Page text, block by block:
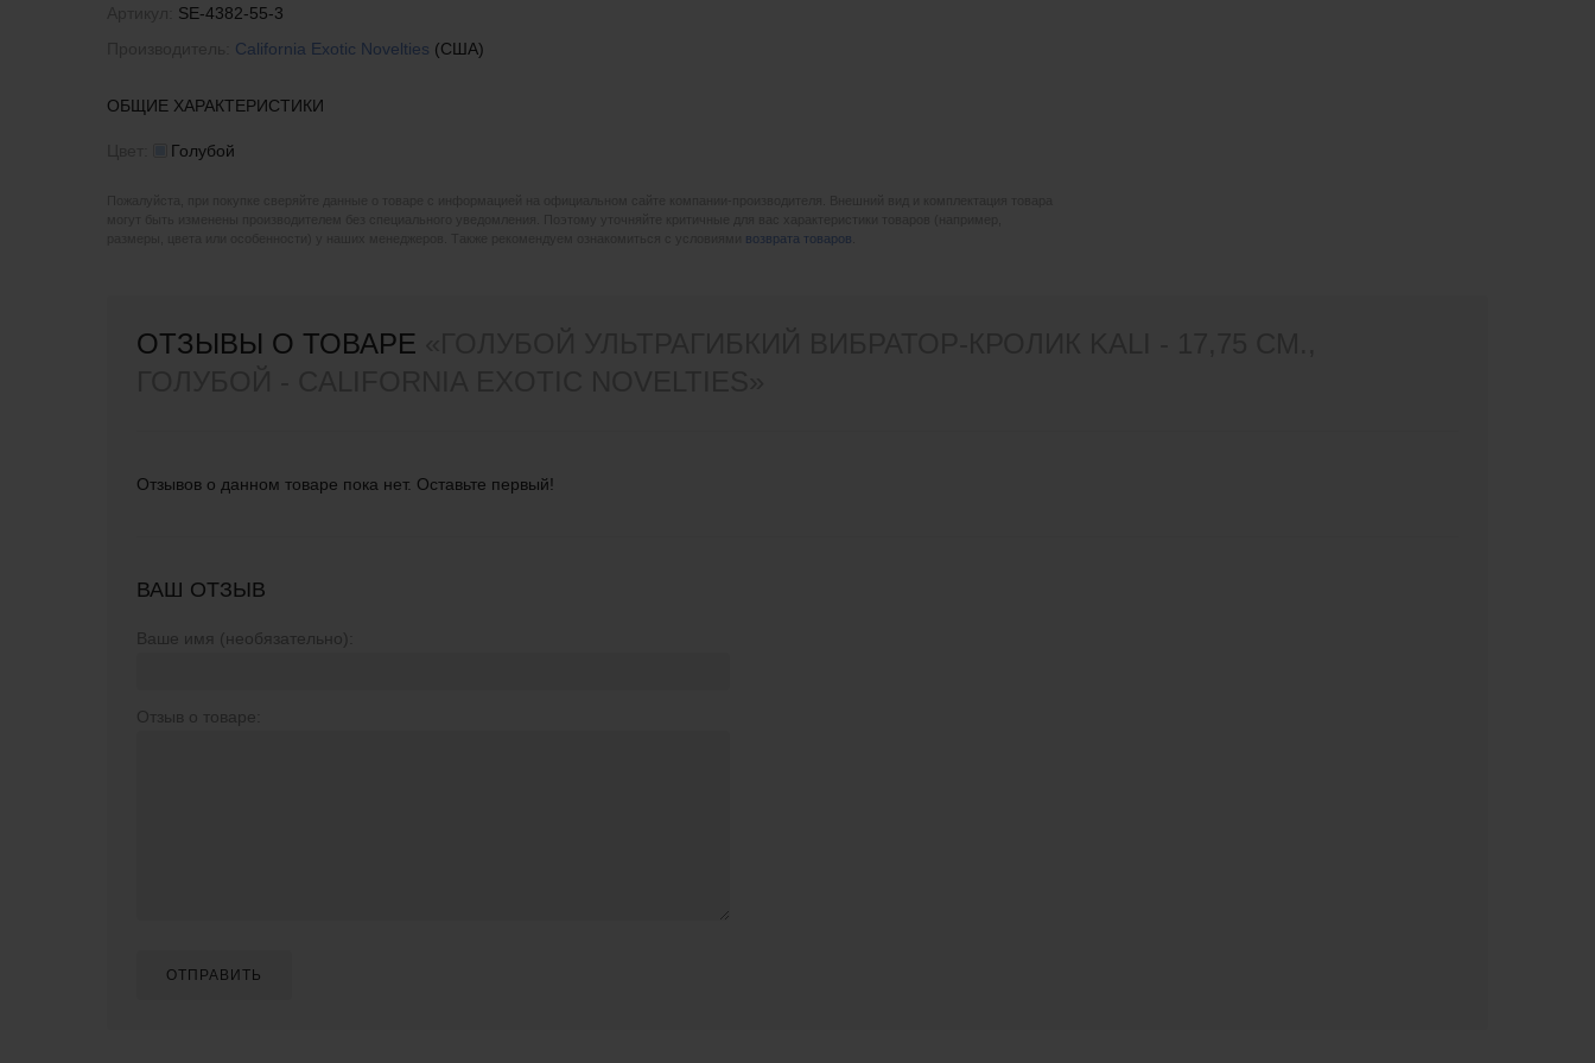
SE-4382-55-3
California Exotic Novelties (США)
ОБЩИЕ ХАРАКТЕРИСТИКИ
Голубой
возврата товаров
ОТЗЫВЫ О ТОВАРЕ
Отзывов о данном товаре пока нет. Оставьте первый!
ВАШ ОТЗЫВ
Ваше имя (необязательно):
Отзыв о товаре:
ОТПРАВИТЬ